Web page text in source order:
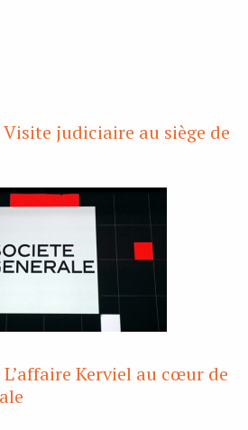
Visite judiciaire au siège de
Kerviel au cœur de